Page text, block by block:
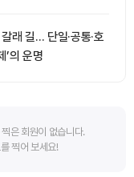
래 길… 단일·공통·호
’의 운명
은 회원이 없습니다.
찍어 보세요!